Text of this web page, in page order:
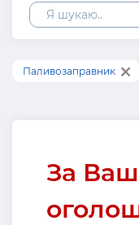
Паливозаправник
За